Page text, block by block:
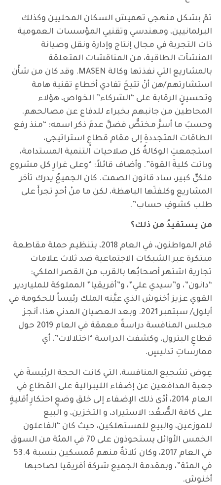
تمّ بشكل منهجي تهميش السكان المحليين وكذلك
البرلمانيين، ومهندسي وتقنيي المؤسسات العمومية
ذات التجربة في مجال إنتاج وإدارة ونقل وصيانة
المنشآت الطاقية، من المناقشات المتعلقة
بالمشاريع التي نفذتها وكالة MASEN. وقد كان من شأْن
استشارتهم/هن أنْ تتيحَ تفادي أخطاءٍ تقنية هامة
وتحسينٍ الرقابة على “الشركاء” الخواص، هؤلاء
المحاطين من جانبهم بخبراء للدفاع عن مصالحهم.
وحسبَ ما أسرَّ مختصٌّ فضلَّ عدمَ ذكر اسمه: “منذ رفع
الطاقات المتجددةِ إلى مقام قطاعٍ استراتيجي،
استجمعتِ الوكالةُ كل صلاحيات التنمية المستدامة،
وباتت كليةَ القوة”. وأضاف قائلاً: “وعلى غرارِ كل مشروع
ملكيٍّ كبير، ساد قانون الصمت. كان الجميعُ يدرك تأخر
المشاريع وكلفتَها الباهظة، لكن ما منْ أحدٍ تجرأَ على
طلب كشوفِ حساب”.
من يستفيدُ من ذلك؟
قام المواطنون، في العام 2018، بتنظيم حملة مقاطعة
مبتكرة عبر الشبكات الاجتماعية ضد ثلاث علامات
تجارية اشتهر أصحابُها بالقرب من القصر الملكي:
“دانون”، و”سيدي علي”، و”أفريقيا” المملوكة للملياردير
القوي عزيز أخنوش الذي عيَّنه الملك رئيساً للحكومة في
أيلول/ سبتمبر 2021. وبعد العصيان المدني هذا، أنجز
مجلس المنافسة دراسةً معمقة في العام 2019 حول
قطاعِ البترول، وكشفت الدراسة “اختلالات”، أي
ممارساتِ تدليسٍ.
عِوض تشجيع المنافسة، التي كانت الحجة الرئيسةَ في
جعبة المدافعين عن إضفاء الليبرالية على القطاع في
العام 2014، أدّى ذلك الإضفاء إلى خلق وضعِ احتكارِ أقليةٍ
على كافة الصُّعُد: الاستيراد، و التخزين، و البيع
للموزعين، والبيع للمستهلكين، حيث كان “الفاعلون
الخمس الأوائل يستحوذون على 70 في المئة من السوق
في العام 2017، وكان ثلاثةٌ منهم مُمسكين بنسبة 53.4
في المئة”، وبمقدمة الجميع شركة أفريقيا لصاحبها
أخنوش.